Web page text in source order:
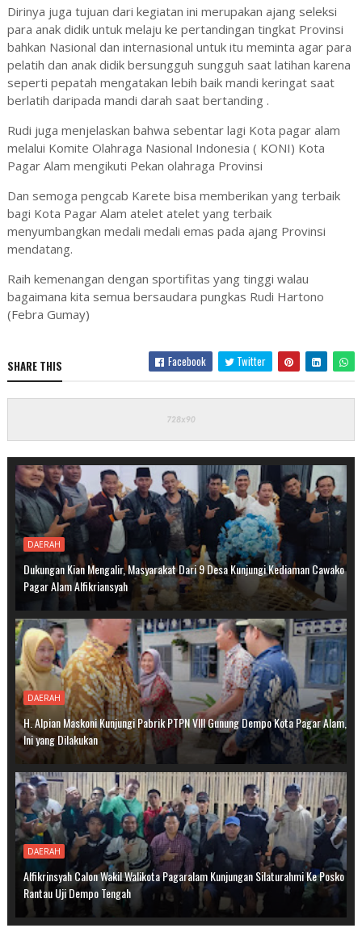
Dirinya juga tujuan dari kegiatan ini merupakan ajang seleksi
para anak didik untuk melaju ke pertandingan tingkat Provinsi
bahkan Nasional dan internasional untuk itu meminta agar para
pelatih dan anak didik bersungguh sungguh saat latihan karena
seperti pepatah mengatakan lebih baik mandi keringat saat
berlatih daripada mandi darah saat bertanding .
Rudi juga menjelaskan bahwa sebentar lagi Kota pagar alam
melalui Komite Olahraga Nasional Indonesia ( KONI) Kota
Pagar Alam mengikuti Pekan olahraga Provinsi
Dan semoga pengcab Karete bisa memberikan yang terbaik
bagi Kota Pagar Alam atelet atelet yang terbaik
menyumbangkan medali medali emas pada ajang Provinsi
mendatang.
Raih kemenangan dengan sportifitas yang tinggi walau
bagaimana kita semua bersaudara pungkas Rudi Hartono
(Febra Gumay)
SHARE THIS Facebook Twitter
DAERAH
Dukungan Kian Mengalir, Masyarakat Dari 9 Desa Kunjungi Kediaman Cawako
Pagar Alam Alfikriansyah
DAERAH
H. Alpian Maskoni Kunjungi Pabrik PTPN VIII Gunung Dempo Kota Pagar Alam,
Ini yang Dilakukan
DAERAH
Alfikrinsyah Calon Wakil Walikota Pagaralam Kunjungan Silaturahmi Ke Posko
Rantau Uji Dempo Tengah